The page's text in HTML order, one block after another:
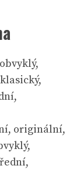
originální,